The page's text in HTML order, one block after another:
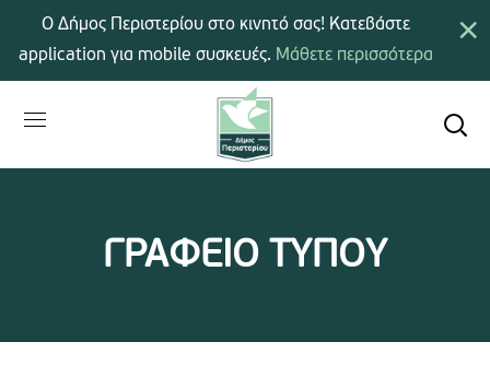
ΓΡΑΦΕΙΟ ΤΥΠΟΥ
×
Ο Δήμος Περιστερίου στο κινητό σας! Κατεβάστε
application για mobile συσκευές. Μάθετε περισσότερα